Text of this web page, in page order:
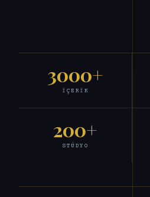
3000+
İÇERIK
200+
STÜDYO